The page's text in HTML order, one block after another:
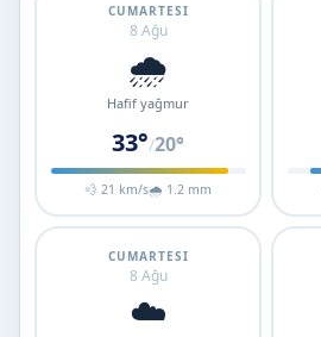
CUMARTESI
8 Ağu
🌧️
Hafif yağmur
33°/20°
💨 21 km/s🌧 1.2 mm
CUMARTESI
8 Ağu
☁️